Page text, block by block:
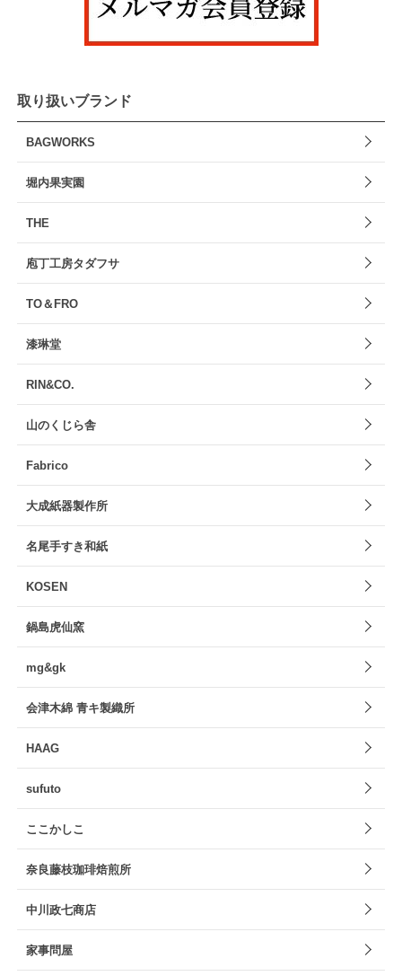
取り扱いブランド
BAGWORKS
堀内果実園
THE
庖丁工房タダフサ
TO＆FRO
漆琳堂
RIN&CO.
山のくじら舎
Fabrico
大成紙器製作所
名尾手すき和紙
KOSEN
鍋島虎仙窯
mg&gk
会津木綿 青キ製織所
HAAG
sufuto
ここかしこ
奈良藤枝珈琲焙煎所
中川政七商店
家事問屋